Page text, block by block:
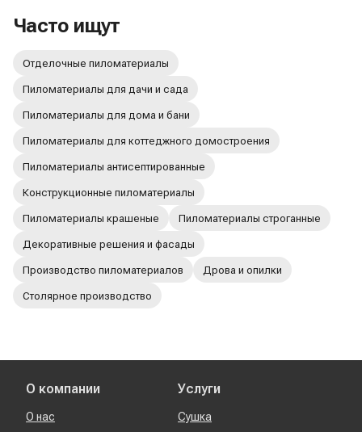
благодарна!! Успехов и процветания!
Часто ищут
Отделочные пиломатериалы
Пиломатериалы для дачи и сада
Пиломатериалы для дома и бани
Пиломатериалы для коттеджного домостроения
Пиломатериалы антисептированные
Конструкционные пиломатериалы
Пиломатериалы крашеные Пиломатериалы строганные
Декоративные решения и фасады
Производство пиломатериалов Дрова и опилки
Столярное производство
О компании
О нас
Услуги
Сушка